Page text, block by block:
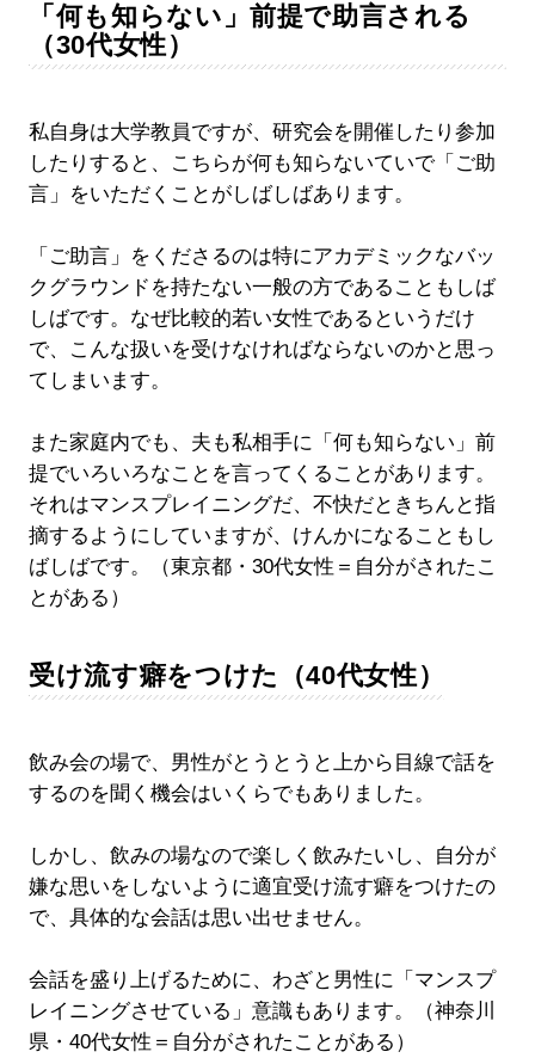
「何も知らない」前提で助言される
（30代女性）
私自身は大学教員ですが、研究会を開催したり参加
したりすると、こちらが何も知らないていで「ご助
言」をいただくことがしばしばあります。
「ご助言」をくださるのは特にアカデミックなバッ
クグラウンドを持たない一般の方であることもしば
しばです。なぜ比較的若い女性であるというだけ
で、こんな扱いを受けなければならないのかと思っ
てしまいます。
また家庭内でも、夫も私相手に「何も知らない」前
提でいろいろなことを言ってくることがあります。
それはマンスプレイニングだ、不快だときちんと指
摘するようにしていますが、けんかになることもし
ばしばです。（東京都・30代女性＝自分がされたこ
とがある）
受け流す癖をつけた（40代女性）
飲み会の場で、男性がとうとうと上から目線で話を
するのを聞く機会はいくらでもありました。
しかし、飲みの場なので楽しく飲みたいし、自分が
嫌な思いをしないように適宜受け流す癖をつけたの
で、具体的な会話は思い出せません。
会話を盛り上げるために、わざと男性に「マンスプ
レイニングさせている」意識もあります。（神奈川
県・40代女性＝自分がされたことがある）